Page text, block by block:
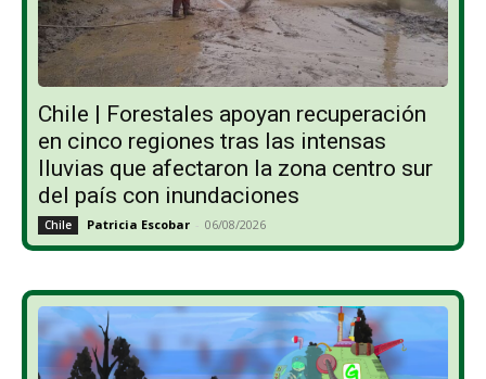
Chile | Forestales apoyan recuperación
en cinco regiones tras las intensas
lluvias que afectaron la zona centro sur
del país con inundaciones
Chile Patricia Escobar - 06/08/2026